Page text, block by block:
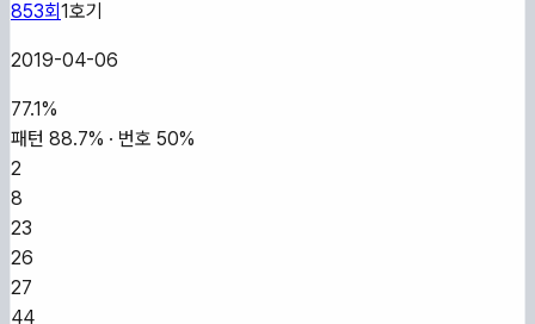
853회1호기
2019-04-06
77.1%
패턴 88.7% · 번호 50%
2
8
23
26
27
44